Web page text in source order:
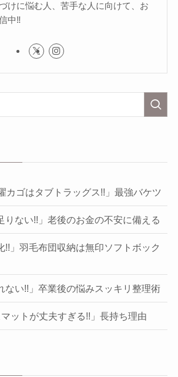
けに悩む人、苦手な人に向けて、お
中‼
カゴはタブトラッグス!!」最強バケツ
りない!!」老後のお金の不安に備える
!!」羽毛布団収納は無印ソフトボック
ない!!」卒業後の悩みスッキリ整理術
マットが丈夫すぎる!!」長持ち理由